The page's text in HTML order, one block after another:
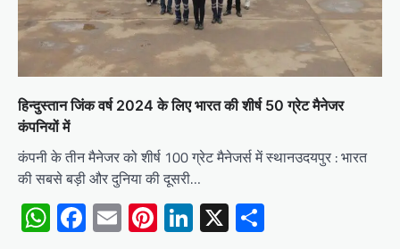
हिन्दुस्तान जिंक वर्ष 2024 के लिए भारत की शीर्ष 50 ग्रेट मैनेजर
कंपनियों में
कंपनी के तीन मैनेजर को शीर्ष 100 ग्रेट मैनेजर्स में स्थानउदयपुर : भारत
की सबसे बड़ी और दुनिया की दूसरी…
WhatsApp
Facebook
EmailPinterest
LinkedIn
X